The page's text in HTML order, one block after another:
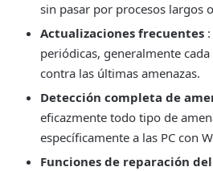
sin pasar por procesos largos
Actualizaciones frecuentes
periódicas, generalmente
contra las últimas amenazas.
Detección completa de
eficazmente todo tipo de
específicamente a las PC con
Funciones de reparación